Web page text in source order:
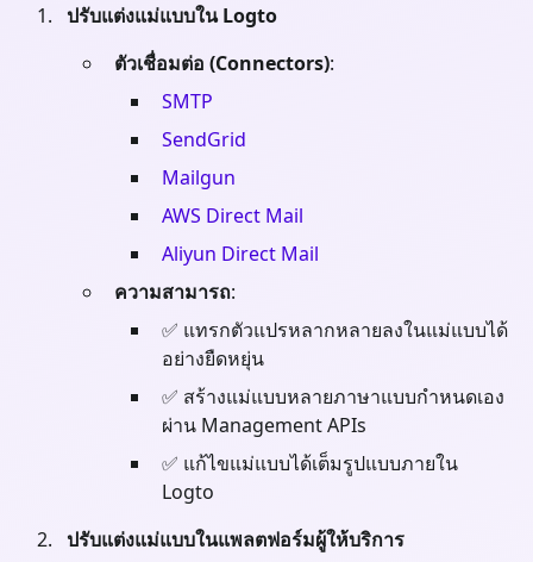
ปรับแต่งแม่แบบใน Logto
ตัวเชื่อมต่อ (Connectors):
SMTP
SendGrid
Mailgun
AWS Direct Mail
Aliyun Direct Mail
ความสามารถ:
✅ แทรกตัวแปรหลากหลายลงในแม่แบบได้
อย่างยืดหยุ่น
✅ สร้างแม่แบบหลายภาษาแบบกำหนดเอง
ผ่าน Management APIs
✅ แก้ไขแม่แบบได้เต็มรูปแบบภายใน
Logto
ปรับแต่งแม่แบบในแพลตฟอร์มผู้ให้บริการ